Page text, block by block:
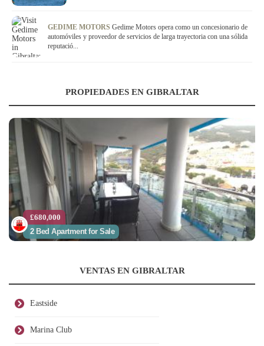
GEDIME MOTORS Gedime Motors opera como un concesionario de
automóviles y proveedor de servicios de larga trayectoria con una sólida
reputació...
PROPIEDADES EN GIBRALTAR
£680,000
2 Bed Apartment for Sale
VENTAS EN GIBRALTAR
Eastside
Marina Club